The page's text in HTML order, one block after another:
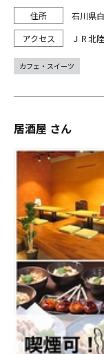
石川県
ＪＲ北
カフェ・スイーツ
居酒屋 さん